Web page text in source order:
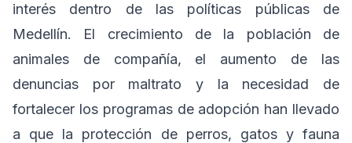
interés dentro de las políticas públicas de
Medellín. El crecimiento de la población de
animales de compañía, el aumento de las
denuncias por maltrato y la necesidad de
fortalecer los programas de adopción han llevado
a que la protección de perros, gatos y fauna